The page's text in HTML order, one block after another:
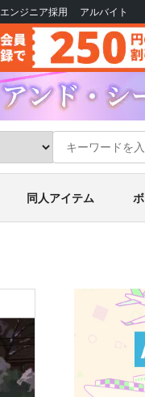
エンジニア採用 アルバイト
同人アイテム